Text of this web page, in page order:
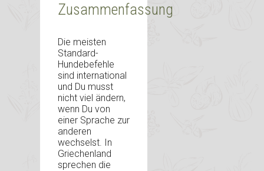
Zusammenfassung
Die meisten
Standard-
Hundebefehle
sind international
und Du musst
nicht viel ändern,
wenn Du von
einer Sprache zur
anderen
wechselst. In
Griechenland
sprechen die